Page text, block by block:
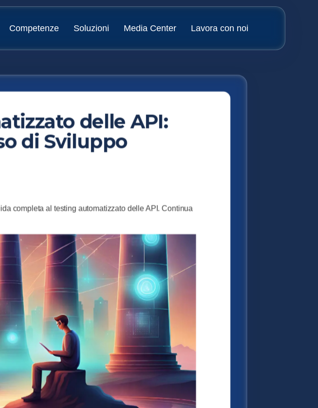
Competenze Soluzioni Media Center Lavora con noi
delle API:
di Sviluppo
completa al testing automatizzato delle API. Continua